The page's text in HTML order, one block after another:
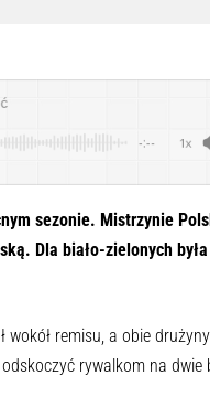
-:--
sezonie. Mistrzynie
Dla biało-zielonych
remisu, a obie
rywalkom na dwie